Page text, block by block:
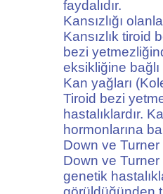
faydalıdır.
Kansızlığı
Kansızlık tiroid
bezi
eksikliğine bağlı
Kan yağları
Tiroid bezi
hastalıklardır.
hormonlarına
Down ve
Down ve
genetik